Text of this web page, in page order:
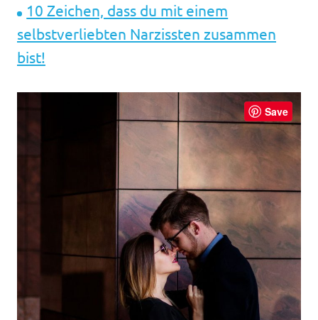
10 Zeichen, dass du mit einem
selbstverliebten Narzissten zusammen
bist!
Save